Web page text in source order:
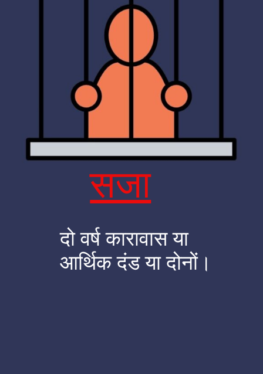
सजा
दो वर्ष कारावास या
आर्थिक दंड या दोनों।